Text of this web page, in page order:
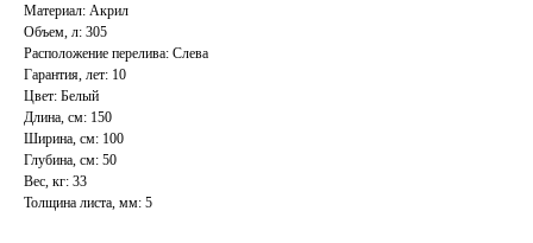
Материал: Акрил
Объем, л: 305
Расположение перелива: Слева
Гарантия, лет: 10
Цвет: Белый
Длина, см: 150
Ширина, см: 100
Глубина, см: 50
Вес, кг: 33
Толщина листа, мм: 5